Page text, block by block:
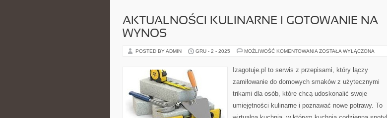
AKTUALNOŚCI KULINARNE I GOTOWANIE NA
WYNOS
POSTED BY ADMIN GRU - 2 - 2025 MOŻLIWOŚĆ KOMENTOWANIA AKTUALNOŚCI
GOTOWANIE
NA
ZOSTAŁA WYŁĄCZONA
Izagotuje.pl to serwis z przepisami, który łączy
zamiłowanie do domowych smaków z użytecznymi
trikami dla osób, które chcą udoskonalić swoje
umiejętności kulinarne i poznawać nowe potrawy. To